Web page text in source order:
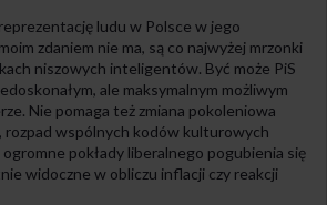
ludu w Polsce w jego
zdaniem nie ma, są co najwyżej mrzonki
niszowych inteligentów. Być może PiS
ale maksymalnym możliwym
Nie pomaga też zmiana pokoleniowa
rozpad wspólnych kodów kulturowych
pokłady liberalnego pogubienia się
widoczne w obliczu inflacji czy reakcji